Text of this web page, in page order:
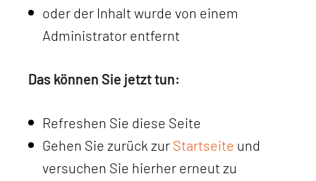
oder der Inhalt wurde von einem
Administrator entfernt
Das können Sie jetzt tun:
Refreshen Sie diese Seite
Gehen Sie zurück zur Startseite und
versuchen Sie hierher erneut zu